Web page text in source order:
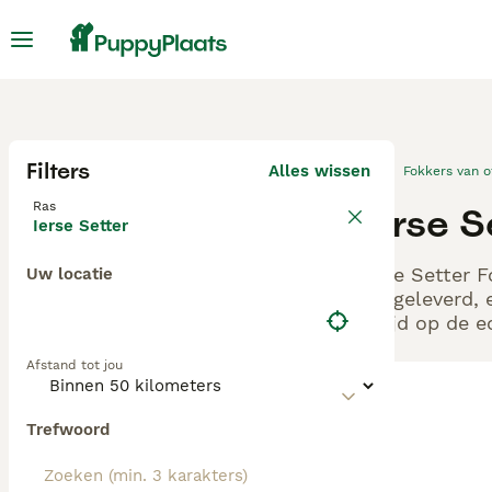
Filters Alles wissen
Ras
Ierse Setter
Uw locatie
Afstand tot jou
Trefwoord
Fokkers van
Ierse
Ierse Setter
altijd op de